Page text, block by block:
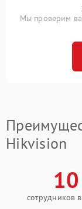
Мы проверим
Hikvision
10
сотрудников